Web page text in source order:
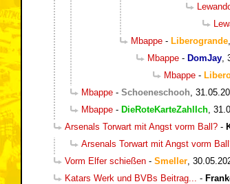
Mbappe - Liberogrande
Mbappe - DomJay
Mbappe -
Mbappe - Schoeneschooh
Mbappe - DieRoteKarteZahlIch
Arsenals Torwart mit Angst vorm Ball? -
Arsenals Torwart mit Angst vorm
Vorm Elfer schießen - Smeller
Katars Werk und BVBs Beitrag...
-